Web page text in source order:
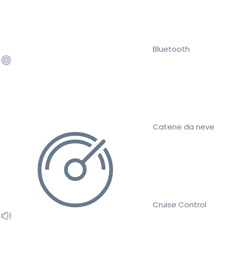
Bluetooth
Catene da neve
Cruise Control